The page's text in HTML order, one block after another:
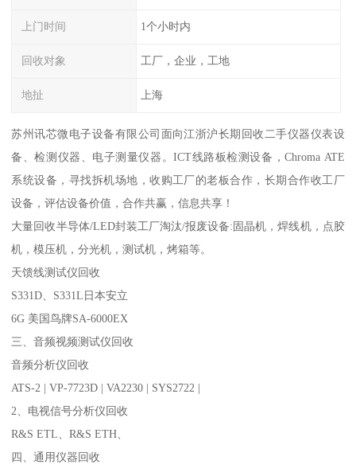
上门时间 1个小时内
回收对象 工厂，企业，工地
地扯 上海
苏州讯芯微电子设备有限公司面向江浙沪长期回收二手仪器仪表设
备、检测仪器、电子测量仪器。ICT线路板检测设备，Chroma ATE
系统设备，寻找拆机场地，收购工厂的老板合作，长期合作收工厂
设备，评估设备价值，合作共赢，信息共享！
大量回收半导体/LED封装工厂淘汰/报废设备:固晶机，焊线机，点胶
机，模压机，分光机，测试机，烤箱等。
天馈线测试仪回收
S331D、S331L日本安立
6G 美国鸟牌SA-6000EX
三、音频视频测试仪回收
音频分析仪回收
ATS-2 | VP-7723D | VA2230 | SYS2722 |
2、电视信号分析仪回收
R&S ETL、R&S ETH、
四、通用仪器回收